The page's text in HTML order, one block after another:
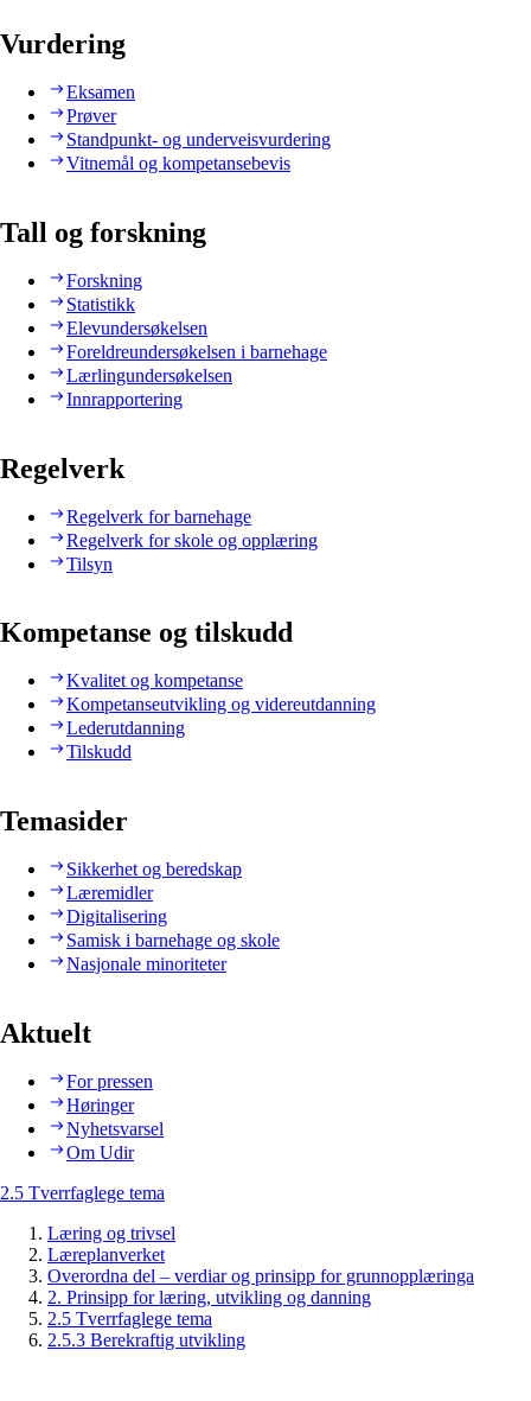
Vurdering
Eksamen
Prøver
Standpunkt- og underveisvurdering
Vitnemål og kompetansebevis
Tall og forskning
Forskning
Statistikk
Elevundersøkelsen
Foreldreundersøkelsen i barnehage
Lærlingundersøkelsen
Innrapportering
Regelverk
Regelverk for barnehage
Regelverk for skole og opplæring
Tilsyn
Kompetanse og tilskudd
Kvalitet og kompetanse
Kompetanseutvikling og videreutdanning
Lederutdanning
Tilskudd
Temasider
Sikkerhet og beredskap
Læremidler
Digitalisering
Samisk i barnehage og skole
Nasjonale minoriteter
Aktuelt
For pressen
Høringer
Nyhetsvarsel
Om Udir
2.5 Tverrfaglege tema
Læring og trivsel
Læreplanverket
Overordna del – verdiar og prinsipp for grunnopplæringa
2. Prinsipp for læring, utvikling og danning
2.5 Tverrfaglege tema
2.5.3 Berekraftig utvikling